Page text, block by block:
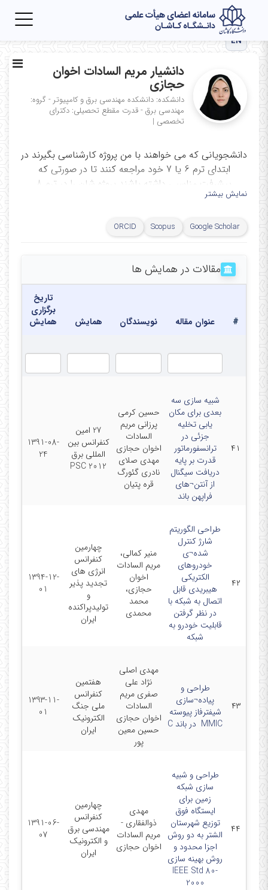
EN
دانشیار مریم السادات اخوان
حجازی
دانشکده: دانشکده مهندسی برق و کامپیوتر - گروه:
مهندسی برق - قدرت مقطع تحصیلی: دکترای
تخصصی |
دانشجویانی که می خواهند با من پروژه کارشناسی بگیرند در
ابتدای ترم 6 یا 7 خود مراجعه کنند تا در صورتی که
پیشرفت مناسبی داشته باشند پروژه شان را در ترم 8
dr.m.a.hejazi@
اکانت
اینستاگرام
---------------------------------------------------------------------------
نمایش بیشتر
Google Scholar
Scopus
ORCID
مقالات در همایش ها
# عنوان مقاله نویسندگان همایش
تاریخ
برگزاری
همایش
۴۱
شبیه سازی سه
بعدی برای مکان
یابی تخلیه
جزئی در
ترانسفورماتور
قدرت بر پایه
دریافت سیگنال
از آنتن¬های
فراپهن باند
حسین کرمی
پرزانی مریم
السادات
اخوان حجازی
مهدی صلای
نادری گئورگ
قره پتیان
27 امین
کنفرانس بین
المللی برق
PSC 2012
1391-08-
24
۴۲
طراحی الگوریتم
شارژ کنترل
شده¬ی
خودروهای
الکتریکی
هیبریدی قابل
اتصال به شبکه با
در نظر گرفتن
قابلیت خودرو به
شبکه
منیر کمالی،
مریم السادات
اخوان
حجازی،
محمد
محمدی
چهارمین
کنفرانس
انرژی های
تجدید پذیر
و
تولیدپراکنده
ایران
1394-12-
01
۴۳
طراحی و
پیاده¬سازی
شیفترفاز پیوسته
MMIC ‌ در باند C
مهدی اصلی
نژاد علی
صفری مریم
السادات
اخوان حجازی
حسین معین
پور
هفتمین
کنفرانس
ملی جنگ
الکترونیک
ایران
1393-11-
01
۴۴
طراحی و شبیه
سازی شبکه
زمین برای
ایستگاه فوق
توزیع شهرستان
الشتر به دو روش
اجزا محدود و
روش بهینه سازی
IEEE Std 80-
2000
مهدی
ذوالفقاری -
مریم السادات
اخوان حجازی
چهارمین
کنفرانس
مهندسی برق
و الکترونیک
ایران
1391-06-
07